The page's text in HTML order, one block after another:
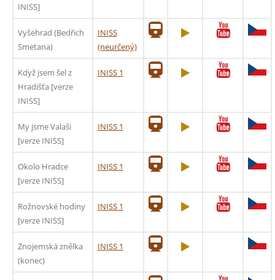
INISS]
Vyšehrad (Bedřich
Smetana)
INISS
(neurčený)
Když jsem šel z
Hradišťa [verze
INISS]
INISS 1
My jsme Valaši
[verze INISS]
INISS 1
Okolo Hradce
[verze INISS]
INISS 1
Rožnovské hodiny
[verze INISS]
INISS 1
Znojemská znělka
(konec)
INISS 1